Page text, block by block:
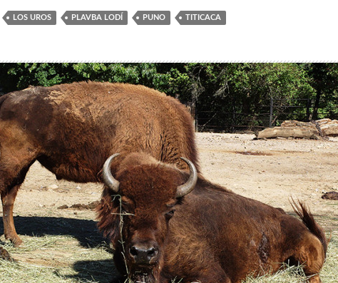
LOS UROS PLAVBA LODÍ PUNO TITICACA